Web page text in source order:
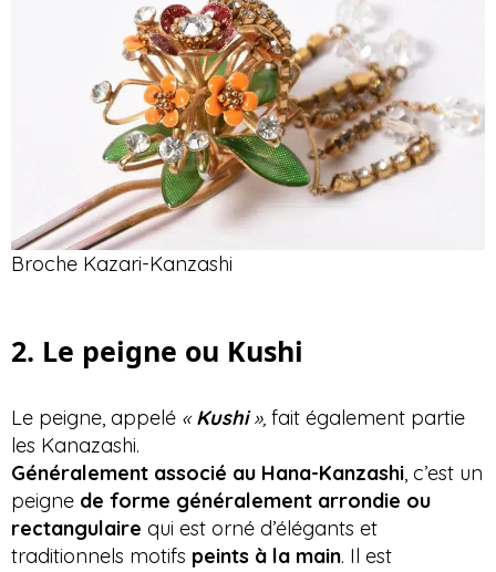
Broche Kazari-Kanzashi
2. Le peigne ou Kushi
Le peigne, appelé «Kushi», fait également partie
les Kanazashi.
Généralement associé au Hana-Kanzashi, c’est un
peigne de forme généralement arrondie ou
rectangulaire qui est orné d’élégants et
traditionnels motifs peints à la main. Il est